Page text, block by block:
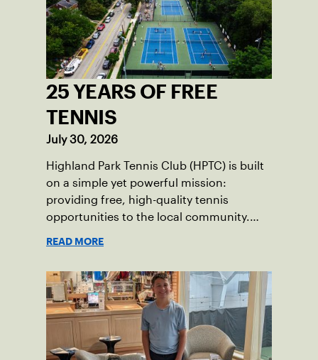
25 YEARS OF FREE
TENNIS
July 30, 2026
Highland Park Tennis Club (HPTC) is built
on a simple yet powerful mission:
providing free, high-quality tennis
opportunities to the local community.
impact across the Pittsburgh region
where people of all ages, backgrounds
and abilities come together through
tennis.
READ MORE